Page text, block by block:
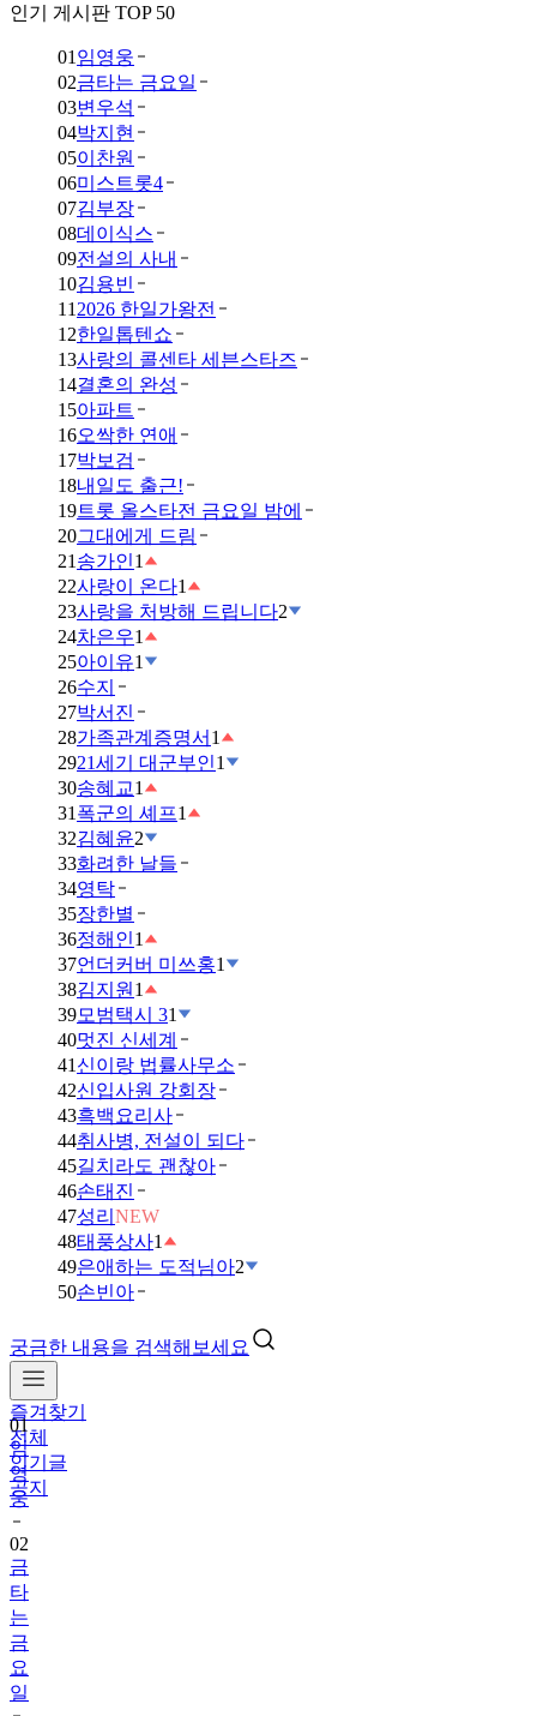
인기 게시판 TOP 50
01 임영웅
02금타는 금요일
03변우석
04박지현
05이찬원
06미스트롯4
07김부장
08데이식스
09전설의 사내
10김용빈
11 2026 한일가왕전
12한일톱텐쇼
13사랑의 콜센타 세븐스타즈
14결혼의 완성
15아파트
16오싹한 연애
17박보검
18내일도 출근!
19트롯 올스타전 금요일 밤에
20그대에게 드림
21 송가인1
22사랑이 온다1
23사랑을 처방해 드립니다2
24차은우1
25아이유1
26수지
27박서진
28가족관계증명서 1
2921세기 대군부인1
30송혜교1
31 폭군의 셰프1
32김혜윤2
33화려한 날들
34영탁
35장한별
36정해인1
37언더커버 미쓰홍1
38김지원 1
39모범택시 31
40멋진 신세계
41 신이랑 법률사무소
42신입사원 강회장
43흑백요리사
44취사병, 전설이 되다
45길치라도 괜찮아
46손태진
47성리 NEW
48태풍상사1
49은애하는 도적님아2
50손빈아
궁금한 내용을 검색해보세요
즐겨찾기
전체
인기글
공지
01
임
영
웅
02
금
타
는
금
요
일